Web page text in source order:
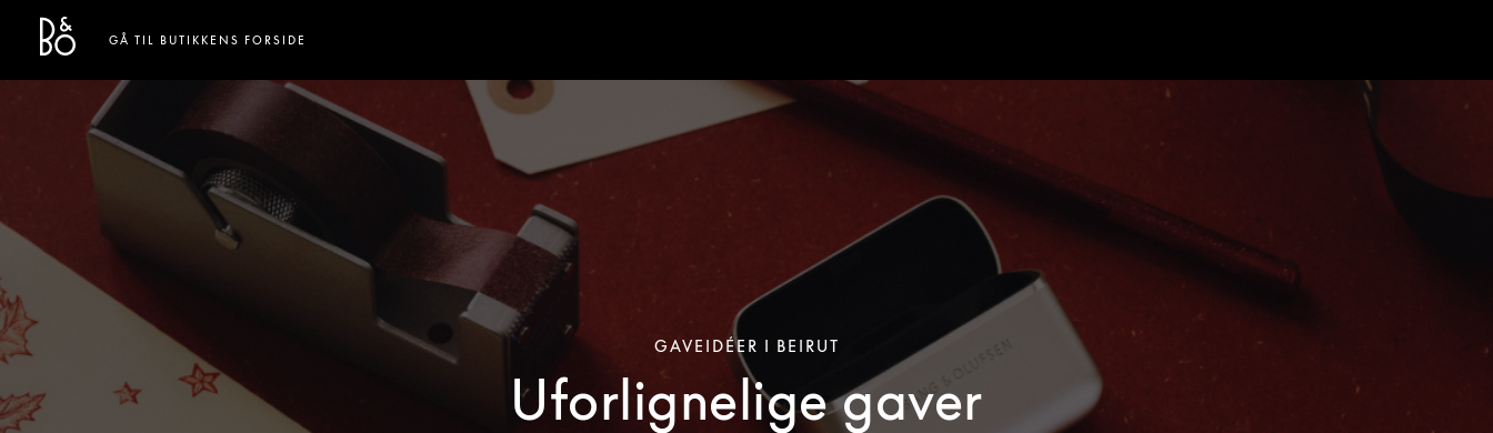
Bang & Olufsen - Exist to Create
Link Opens in New Tab
GÅ TIL BUTIKKENS FORSIDE
GAVEIDÉER I BEIRUT
Uforlignelige gaver